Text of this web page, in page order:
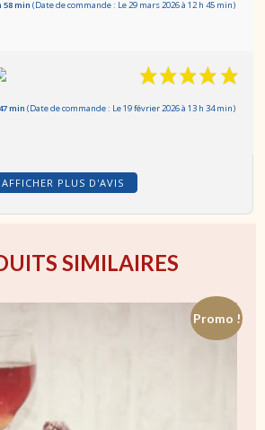
58 min (Date de commande : Le 29 mars 2026 à 12 h 45 min)
min (Date de commande : Le 19 février 2026 à 13 h 34 min)
AFFICHER PLUS D'AVIS
SIMILAIRES
Promo !